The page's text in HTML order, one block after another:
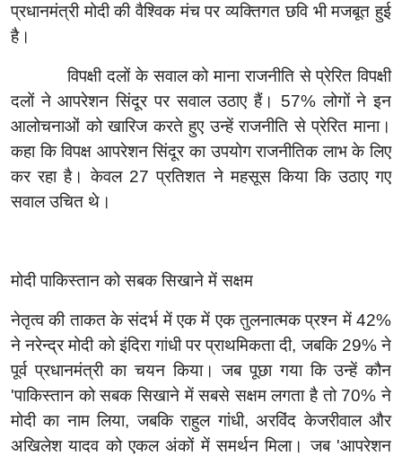
प्रधानमंत्री मोदी की वैश्विक मंच पर व्यक्तिगत छवि भी मजबूत हुई
है।
विपक्षी दलों के सवाल को माना राजनीति से प्रेरित विपक्षी
दलों ने आपरेशन सिंदूर पर सवाल उठाए हैं। 57%लोगों ने इन
आलोचनाओं को खारिज करते हुए उन्हें राजनीति से प्रेरित माना।
कहा कि विपक्ष आपरेशन सिंदूर का उपयोग राजनीतिक लाभ के लिए
कर रहा है। केवल 27प्रतिशत ने महसूस किया कि उठाए गए
सवाल उचित थे।
मोदी पाकिस्तान को सबक सिखाने में सक्षम
नेतृत्व की ताकत के संदर्भ में एक में एक तुलनात्मक प्रश्न में 42%
ने नरेन्द्र मोदी को इंदिरा गांधी पर प्राथमिकता दी,जबकि 29%ने
पूर्व प्रधानमंत्री का चयन किया। जब पूछा गया कि उन्हें कौन
'पाकिस्तान को सबक सिखाने में सबसे सक्षम लगता है तो 70%ने
मोदी का नाम लिया,जबकि राहुल गांधी,अरविंद केजरीवाल और
अखिलेश यादव को एकल अंकों में समर्थन मिला। जब 'आपरेशन